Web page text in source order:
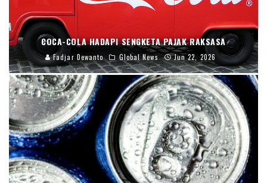
COCA-COLA HADAPI SENGKETA PAJAK RAKSASA
Fadjar Dewanto Global News Jun 22, 2026